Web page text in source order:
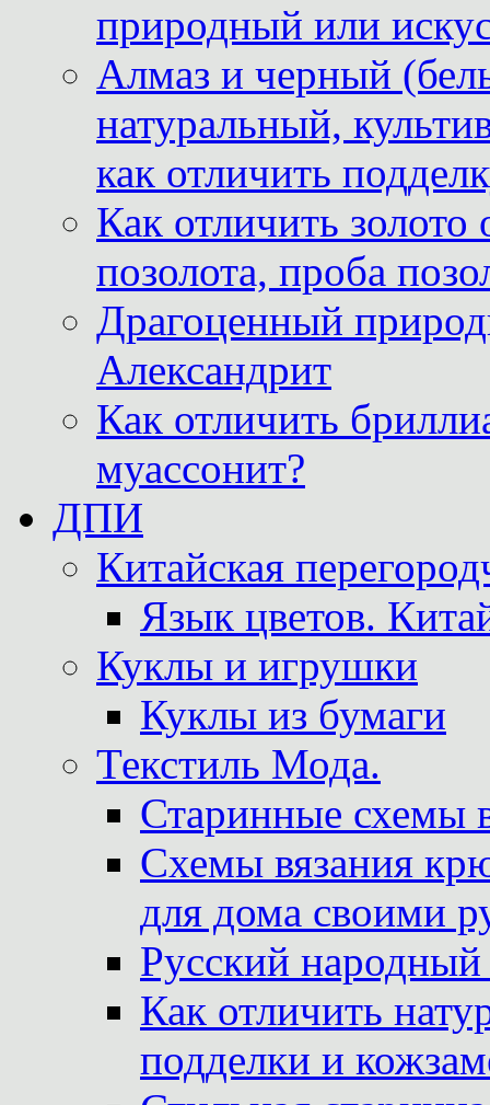
природный или
Алмаз и черный
натуральный,
как отличить
Как отличить
позолота, проба
Драгоценный
Александрит
Как отличить
муассонит?
ДПИ
Китайская
Язык цветов.
Куклы и игрушки
Куклы из бумаги
Текстиль Мода.
Старинные схемы
Схемы вязания
для дома своими
Русский
Как отличить
подделки и